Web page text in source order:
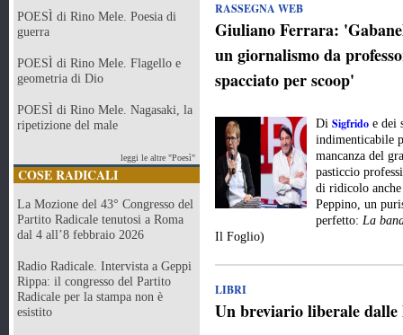
POESÌ di Rino Mele. Poesia di
guerra
POESÌ di Rino Mele. Flagello e
geometria di Dio
POESÌ di Rino Mele. Nagasaki, la
ripetizione del male
leggi le altre "Poesì"
COSE RADICALI
La Mozione del 43° Congresso del
Partito Radicale tenutosi a Roma
dal 4 all’8 febbraio 2026
Radio Radicale. Intervista a Geppi
Rippa: il congresso del Partito
Radicale per la stampa non è
esistito
RASSEGNA WEB
Giuliano Ferrara:
un giornalismo da
spacciato per scoop'
Di Sigfrido e dei
indimenticabile
mancanza del
pasticcio
di ridicolo anche
Peppino, un
perfetto: La
Il Foglio)
LIBRI
Un breviario liberale dalle